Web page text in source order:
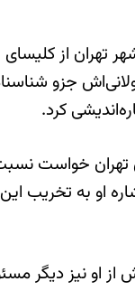
از
جزو
کرد.
تهران
او به تخریب
او نیز دیگر